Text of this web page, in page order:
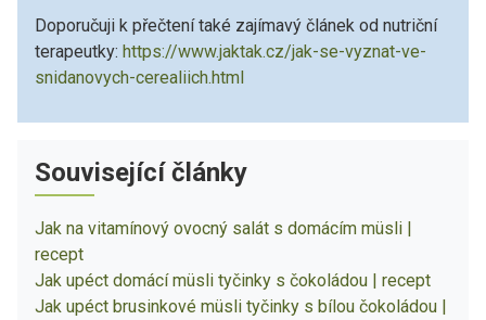
Doporučuji k přečtení také zajímavý článek od nutriční
terapeutky: https://www.jaktak.cz/jak-se-vyznat-ve-
snidanovych-cerealiich.html
Související články
Jak na vitamínový ovocný salát s domácím müsli |
recept
Jak upéct domácí müsli tyčinky s čokoládou | recept
Jak upéct brusinkové müsli tyčinky s bílou čokoládou |